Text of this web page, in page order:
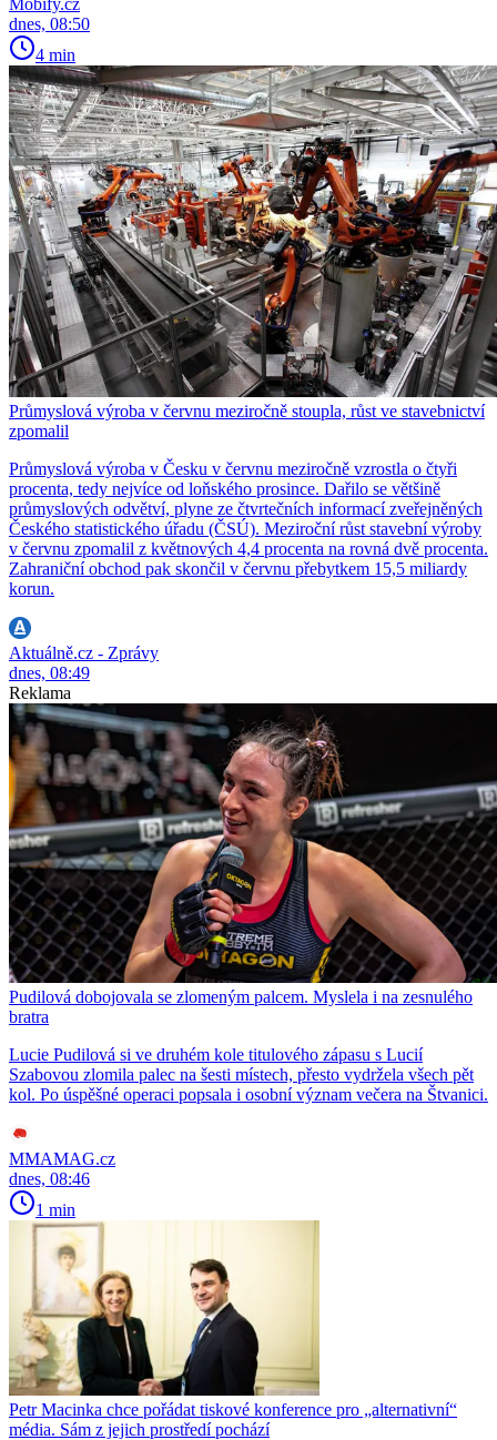
Mobify.cz
dnes, 08:50
4 min
Průmyslová výroba v červnu meziročně stoupla, růst ve stavebnictví
zpomalil
Průmyslová výroba v Česku v červnu meziročně vzrostla o čtyři
procenta, tedy nejvíce od loňského prosince. Dařilo se většině
průmyslových odvětví, plyne ze čtvrtečních informací zveřejněných
Českého statistického úřadu (ČSÚ). Meziroční růst stavební výroby
v červnu zpomalil z květnových 4,4 procenta na rovná dvě procenta.
Zahraniční obchod pak skončil v červnu přebytkem 15,5 miliardy
korun.
Aktuálně.cz - Zprávy
dnes, 08:49
Reklama
Pudilová dobojovala se zlomeným palcem. Myslela i na zesnulého
bratra
Lucie Pudilová si ve druhém kole titulového zápasu s Lucií
Szabovou zlomila palec na šesti místech, přesto vydržela všech pět
kol. Po úspěšné operaci popsala i osobní význam večera na Štvanici.
MMAMAG.cz
dnes, 08:46
1 min
Petr Macinka chce pořádat tiskové konference pro „alternativní“
média. Sám z jejich prostředí pochází